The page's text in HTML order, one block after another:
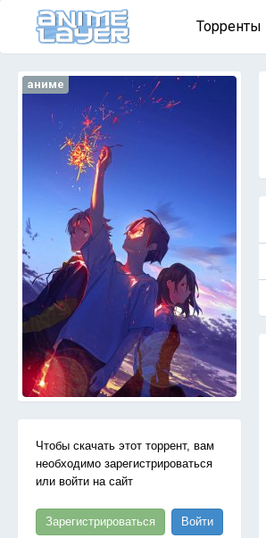
Торренты
аниме
Чтобы скачать этот торрент, вам
необходимо зарегистрироваться
или войти на сайт
Зарегистрироваться Войти